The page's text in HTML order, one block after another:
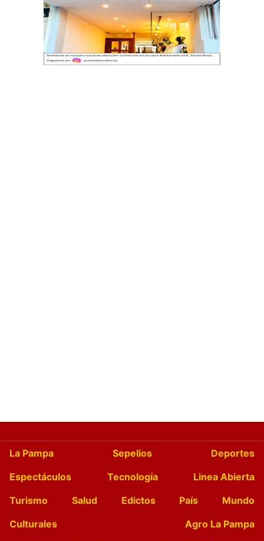
La Pampa Sepelios
Deportes
Espectáculos
Tecnología
Linea Abierta
Turismo
Salud Edictos País
Mundo
Culturales
Agro La Pampa